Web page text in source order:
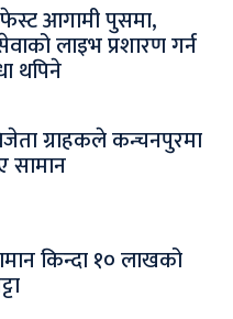
फेस्ट आगामी पुसमा,
लाइभ प्रशारण गर्न
थपिने
ग्राहकले कन्चनपुरमा
सामान
किन्दा १० लाखको